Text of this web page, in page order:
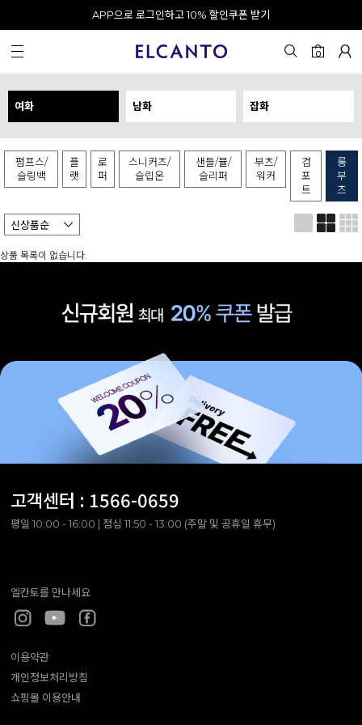
오전 10시 이전 결제 완료 시 오늘 출발!
회원가입 시 최대 20% 쿠폰 지급
카카오 채널 추가 시 10% 쿠폰 증정
APP으로 로그인하고 10% 할인쿠폰 받기
0
여화 남화 잡화
펌프스/
슬링백
플
랫
로
퍼
스니커즈/
슬립온
샌들/뮬/
슬리퍼
부츠/
워커
컴
포
트
롱
부
츠
상품 목록이 없습니다.
고객센터 : 1566-0659
평일 10:00 - 16:00 | 점심 11:50 - 13:00 (주말 및 공휴일 휴무)
엘칸토를 만나세요
이용약관
개인정보처리방침
쇼핑몰 이용안내